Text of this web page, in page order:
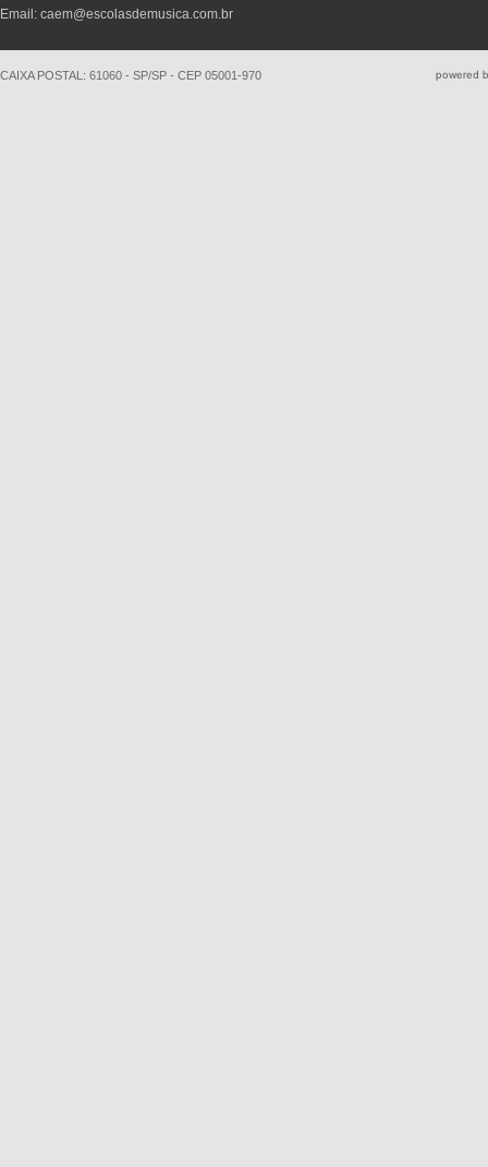
Email: caem@escolasdemusica.com.br
CAIXA POSTAL: 61060 - SP/SP - CEP 05001-970